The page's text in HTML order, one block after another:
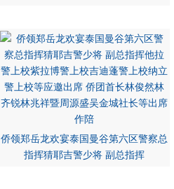
侨领郑岳龙欢宴泰国曼谷第六区警察总
指挥猜耶吉警少将 副总指挥